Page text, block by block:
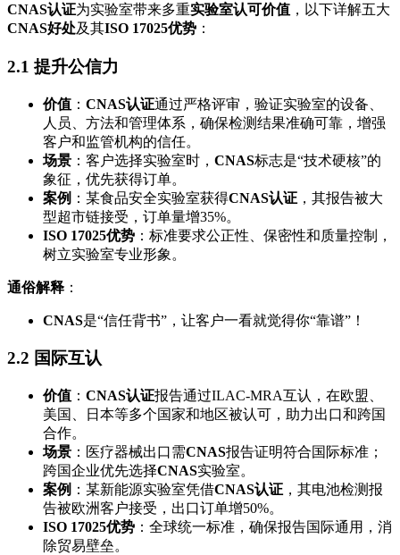
CNAS认证为实验室带来多重实验室认可价值 ，以下详解五大
CNAS好处及其ISO 17025优势 ：
2.1 提升公信力
价值 ： CNAS认证通过严格评审，验证实验室的设备、
人员、方法和管理体系，确保检测结果准确可靠，增强
客户和监管机构的信任。
场景 ：客户选择实验室时， CNAS标志是“技术硬核”的
象征，优先获得订单。
案例 ：某食品安全实验室获得CNAS认证 ，其报告被大
型超市链接受，订单量增35%。
ISO 17025优势 ：标准要求公正性、保密性和质量控制，
树立实验室专业形象。
通俗解释 ：
CNAS是“信任背书”，让客户一看就觉得你“靠谱”！
2.2 国际互认
价值 ： CNAS认证报告通过ILAC-MRA互认，在欧盟、
美国、日本等多个国家和地区被认可，助力出口和跨国
合作。
场景 ：医疗器械出口需CNAS报告证明符合国际标准；
跨国企业优先选择CNAS实验室。
案例 ：某新能源实验室凭借CNAS认证 ，其电池检测报
告被欧洲客户接受，出口订单增50%。
ISO 17025优势 ：全球统一标准，确保报告国际通用，消
除贸易壁垒。